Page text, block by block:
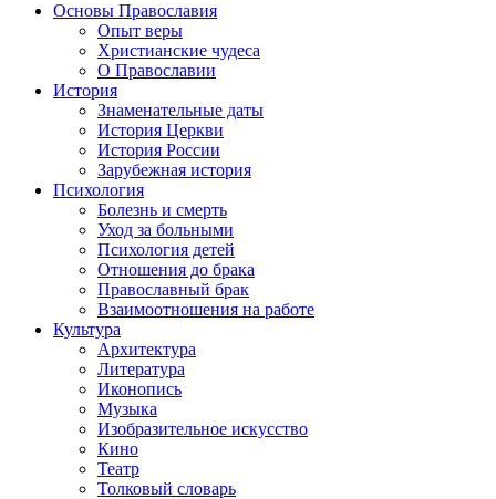
Основы Православия
Опыт веры
Христианские чудеса
О Православии
История
Знаменательные даты
История Церкви
История России
Зарубежная история
Психология
Болезнь и смерть
Уход за больными
Психология детей
Отношения до брака
Православный брак
Взаимоотношения на работе
Культура
Архитектура
Литература
Иконопись
Музыка
Изобразительное искусство
Кино
Театр
Толковый словарь